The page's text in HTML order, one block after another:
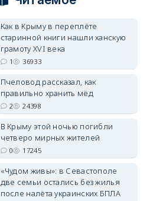
Как в Крыму в переплёте
старинной книги нашли ханскую
грамоту XVI века
1 36933
Пчеловод рассказал, как
правильно хранить мёд
2 24398
В Крыму этой ночью погибли
четверо мирных жителей
0 17245
«Чудом живы»: в Севастополе
две семьи остались без жилья
после налёта украинских БПЛА